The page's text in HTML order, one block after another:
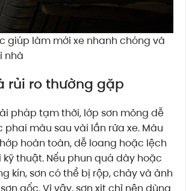
giúp làm mới xe nhanh chóng và
nhà
rủi ro thường gặp
pháp tạm thời, lớp sơn mỏng dễ
màu sau vài lần rửa xe. Màu
hoàn toàn, dễ loang hoặc lệch
kỹ thuật. Nếu phun quá dày hoặc
kín, sơn có thể bị rộp, chảy và ảnh